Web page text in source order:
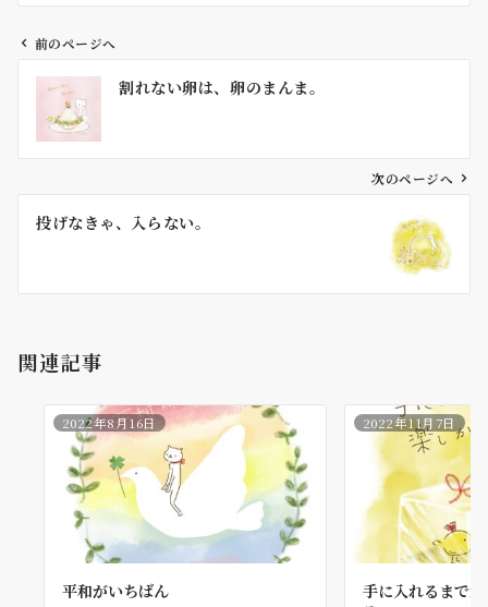
ビ
ン
前のページへ
割れない卵は、卵のまんま。
次のページへ
投げなきゃ、入らない。
関連記事
2022年8月16日
平和がいちばん
2022年11月7日
手に入れるまで